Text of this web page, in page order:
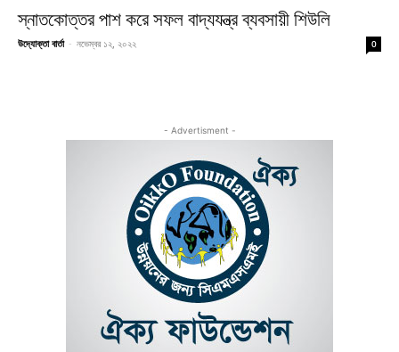
স্নাতকোত্তর পাশ করে সফল বাদ্যযন্ত্র ব্যবসায়ী শিউলি
উদ্যোক্তা বার্তা - নভেম্বর ১২, ২০২২ 0
- Advertisment -